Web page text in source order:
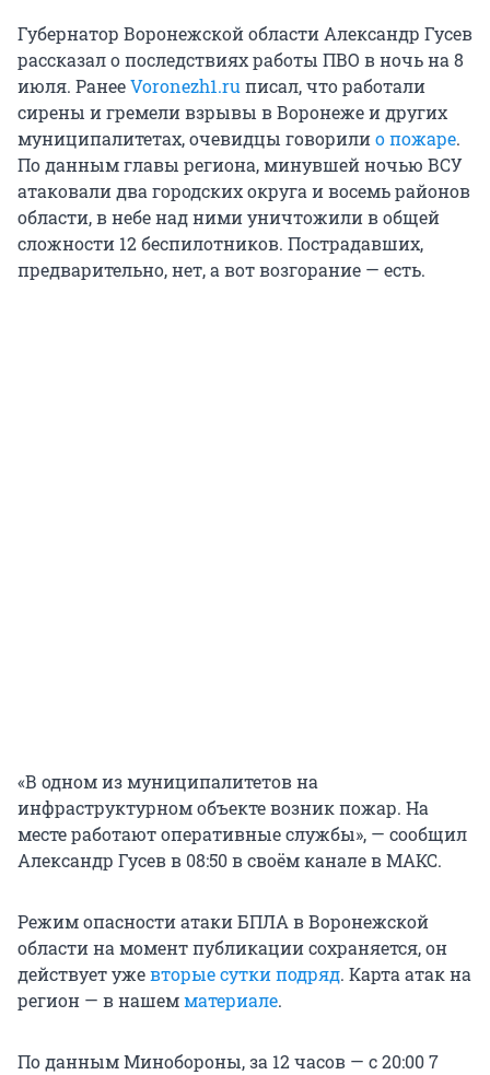
Губернатор Воронежской области Александр Гусев
рассказал о последствиях работы ПВО в ночь на 8
июля. РанееVoronezh1.ruписал, что работали
сирены и гремели взрывы в Воронеже и других
муниципалитетах, очевидцы говорилио пожаре.
По данным главы региона, минувшей ночью ВСУ
атаковали два городских округа и восемь районов
области, в небе над ними уничтожили в общей
сложности 12 беспилотников. Пострадавших,
предварительно, нет, а вот возгорание — есть.
«В одном из муниципалитетов на
инфраструктурном объекте возник пожар. На
месте работают оперативные службы», — сообщил
Александр Гусев в 08:50 в своём канале в МАКС.
Режим опасности атаки БПЛА в Воронежской
области на момент публикации сохраняется, он
действует ужевторые сутки подряд. Карта атак на
регион — в нашемматериале.
По данным Минобороны, за 12 часов — с 20:00 7